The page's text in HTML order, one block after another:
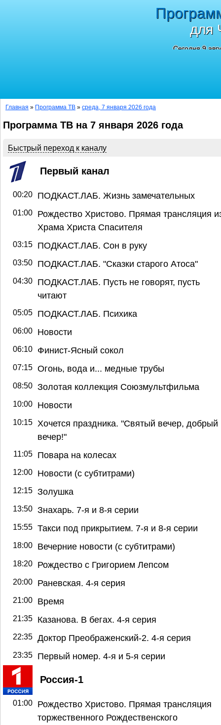
для
Сегодня 9
Главная » Программа ТВ » среда, 7 января 2026 года
Программа ТВ на 7 января 2026 года
Быстрый переход к каналу
Первый канал
00:20 ПОДКАСТ.ЛАБ. Жизнь замечательных
01:00
Рождество Христово. Прямая трансляция
Храма Христа Спасителя
03:15 ПОДКАСТ.ЛАБ. Сон в руку
03:50 ПОДКАСТ.ЛАБ. "Сказки старого Атоса"
04:30
ПОДКАСТ.ЛАБ. Пусть не говорят, пусть
читают
05:05 ПОДКАСТ.ЛАБ. Психика
06:00 Новости
06:10 Финист-Ясный сокол
07:15 Огонь, вода и... медные трубы
08:50 Золотая коллекция Союзмультфильма
10:00 Новости
10:15 Хочется праздника. "Святый вечер, добрый
вечер!"
11:05 Повара на колесах
12:00 Новости (с субтитрами)
12:15 Золушка
13:50 Знахарь. 7-я и 8-я серии
15:55 Такси под прикрытием. 7-я и 8-я серии
18:00 Вечерние новости (с субтитрами)
18:20 Рождество с Григорием Лепсом
20:00 Раневская. 4-я серия
21:00 Время
21:35 Казанова. В бегах. 4-я серия
22:35 Доктор Преображенский-2. 4-я серия
23:35 Первый номер. 4-я и 5-я серии
Россия-1
01:00
Рождество Христово. Прямая трансляция
торжественного Рождественского